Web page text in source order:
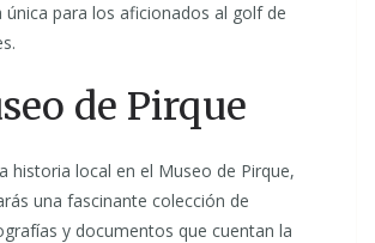
única para los aficionados al golf de
de Pirque
historia local en el Museo de Pirque,
una fascinante colección de
y documentos que cuentan la